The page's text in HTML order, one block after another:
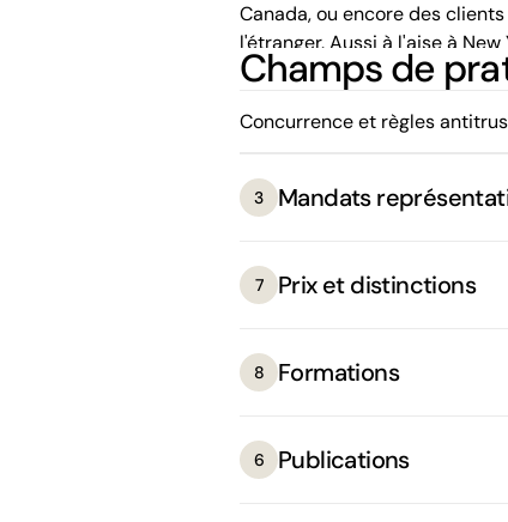
Canada, ou encore des
l'étranger. Aussi à l'aise à
leadership et son approche
complexes. Membre du
Richard joue également un
avec les membres de la
gouvernements ainsi que des
Champs de
Concurrence et règles
3 Mandats
7 Prix et distinctions
8 Formations
6 Publications